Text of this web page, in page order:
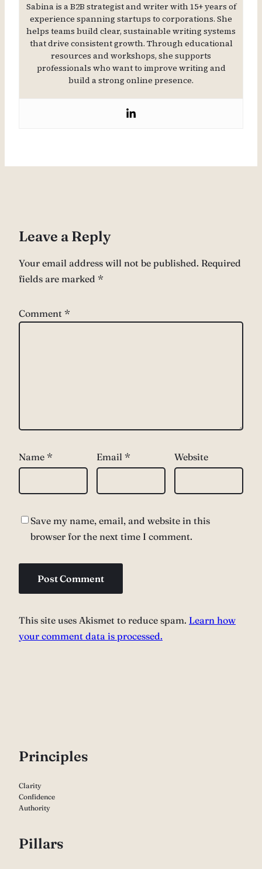
Sabina is a B2B strategist and writer with 15+ years of
experience spanning startups to corporations. She
helps teams build clear, sustainable writing systems
that drive consistent growth. Through educational
resources and workshops, she supports
professionals who want to improve writing and
build a strong online presence.
Leave a Reply
Your email address will not be published. Required
fields are marked *
Comment *
Name * Email * Website
Save my name, email, and website in this
browser for the next time I comment.
This site uses Akismet to reduce spam. Learn how
your comment data is processed.
Principles
Clarity
Confidence
Authority
Pillars